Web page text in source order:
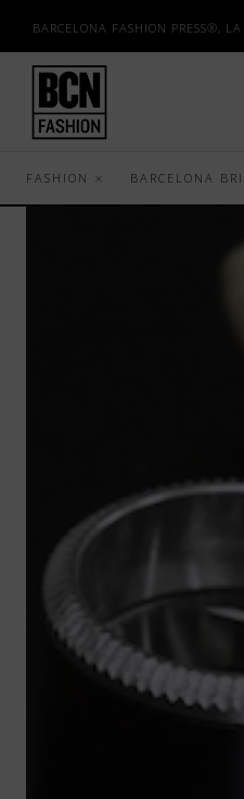
BARCELONA FASHION PRESS®,
FASHION BARCELONA